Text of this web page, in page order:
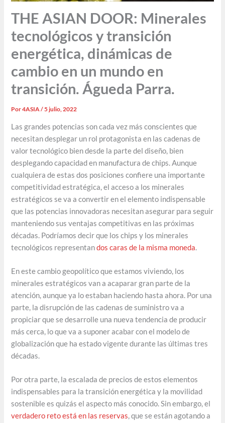
THE ASIAN DOOR: Minerales
tecnológicos y transición
energética, dinámicas de
cambio en un mundo en
transición. Águeda Parra.
Por4ASIA/5 julio, 2022
Las grandes potencias son cada vez más conscientes que
necesitan desplegar un rol protagonista en las cadenas de
valor tecnológico bien desde la parte del diseño, bien
desplegando capacidad en manufactura de chips. Aunque
cualquiera de estas dos posiciones confiere una importante
competitividad estratégica, el acceso a los minerales
estratégicos se va a convertir en el elemento indispensable
que las potencias innovadoras necesitan asegurar para seguir
manteniendo sus ventajas competitivas en las próximas
décadas. Podríamos decir que los chips y los minerales
tecnológicos representandos caras de la misma moneda.
En este cambio geopolítico que estamos viviendo, los
minerales estratégicos van a acaparar gran parte de la
atención, aunque ya lo estaban haciendo hasta ahora. Por una
parte, la disrupción de las cadenas de suministro va a
propiciar que se desarrolle una nueva tendencia de producir
más cerca, lo que va a suponer acabar con el modelo de
globalización que ha estado vigente durante las últimas tres
décadas.
Por otra parte, la escalada de precios de estos elementos
indispensables para la transición energética y la movilidad
sostenible es quizás el aspecto más conocido. Sin embargo, el
verdadero reto está en las reservas, que se están agotando a